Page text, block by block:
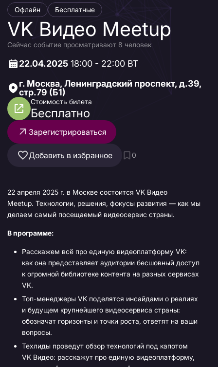
Офлайн Бесплатные
VK Видео Meetup
Сейчас событие просматривают 8 человек
22.04.2025 18:00 - 22:00 ВТ
г. Москва, Ленинградский проспект, д.39,
стр.79 (Б1)
Стоимость билета
Бесплатно
Зарегистрироваться
Добавить в избранное 0
22 апреля 2025 г. в Москве состоится VK Видео
Meetup. Технологии, решения, фокусы развития — как мы
делаем самый посещаемый видеосервис страны.
В программе:
Расскажем всё про единую видеоплатформу VK:
как она предоставляет аудитории бесшовный доступ
к огромной библиотеке контента на разных сервисах
VK.
Топ-менеджеры VK поделятся инсайдами о реалиях
и будущем крупнейшего видеосервиса страны:
обозначат горизонты и точки роста, ответят на ваши
вопросы.
Техлиды проведут обзор технологий под капотом
VK Видео: расскажут про единую видеоплатформу,